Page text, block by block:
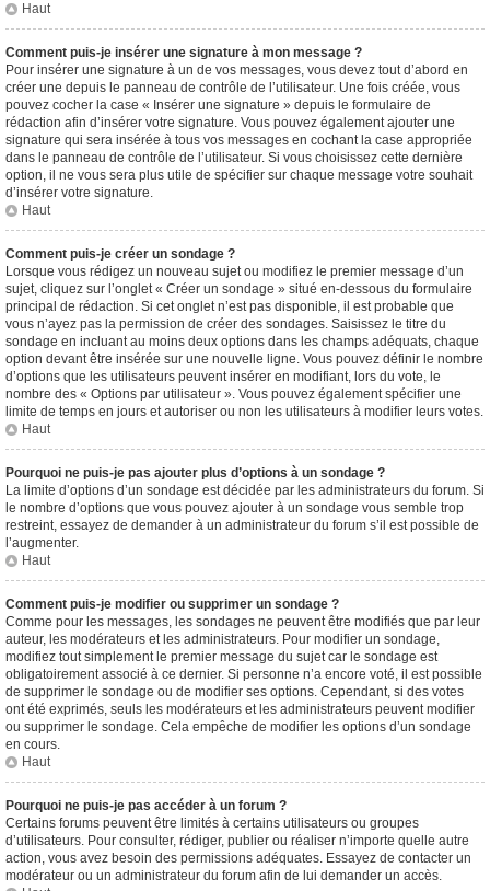
Haut
Comment puis-je insérer une signature à mon message ?
Pour insérer une signature à un de vos messages, vous devez tout d’abord en
créer une depuis le panneau de contrôle de l’utilisateur. Une fois créée, vous
pouvez cocher la case « Insérer une signature » depuis le formulaire de
rédaction afin d’insérer votre signature. Vous pouvez également ajouter une
signature qui sera insérée à tous vos messages en cochant la case appropriée
dans le panneau de contrôle de l’utilisateur. Si vous choisissez cette dernière
option, il ne vous sera plus utile de spécifier sur chaque message votre souhait
d’insérer votre signature.
Haut
Comment puis-je créer un sondage ?
Lorsque vous rédigez un nouveau sujet ou modifiez le premier message d’un
sujet, cliquez sur l’onglet « Créer un sondage » situé en-dessous du formulaire
principal de rédaction. Si cet onglet n’est pas disponible, il est probable que
vous n’ayez pas la permission de créer des sondages. Saisissez le titre du
sondage en incluant au moins deux options dans les champs adéquats, chaque
option devant être insérée sur une nouvelle ligne. Vous pouvez définir le nombre
d’options que les utilisateurs peuvent insérer en modifiant, lors du vote, le
nombre des « Options par utilisateur ». Vous pouvez également spécifier une
limite de temps en jours et autoriser ou non les utilisateurs à modifier leurs votes.
Haut
Pourquoi ne puis-je pas ajouter plus d’options à un sondage ?
La limite d’options d’un sondage est décidée par les administrateurs du forum. Si
le nombre d’options que vous pouvez ajouter à un sondage vous semble trop
restreint, essayez de demander à un administrateur du forum s’il est possible de
l’augmenter.
Haut
Comment puis-je modifier ou supprimer un sondage ?
Comme pour les messages, les sondages ne peuvent être modifiés que par leur
auteur, les modérateurs et les administrateurs. Pour modifier un sondage,
modifiez tout simplement le premier message du sujet car le sondage est
obligatoirement associé à ce dernier. Si personne n’a encore voté, il est possible
de supprimer le sondage ou de modifier ses options. Cependant, si des votes
ont été exprimés, seuls les modérateurs et les administrateurs peuvent modifier
ou supprimer le sondage. Cela empêche de modifier les options d’un sondage
en cours.
Haut
Pourquoi ne puis-je pas accéder à un forum ?
Certains forums peuvent être limités à certains utilisateurs ou groupes
d’utilisateurs. Pour consulter, rédiger, publier ou réaliser n’importe quelle autre
action, vous avez besoin des permissions adéquates. Essayez de contacter un
modérateur ou un administrateur du forum afin de lui demander un accès.